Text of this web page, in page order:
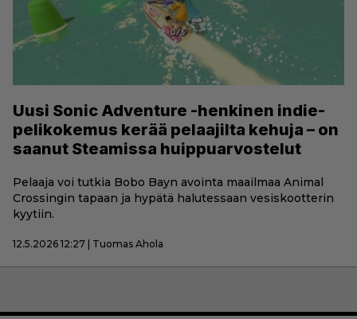
Uusi Sonic Adventure -henkinen indie-
pelikokemus kerää pelaajilta kehuja – on
saanut Steamissa huippuarvostelut
Pelaaja voi tutkia Bobo Bayn avointa maailmaa Animal
Crossingin tapaan ja hypätä halutessaan vesiskootterin
kyytiin.
12.5.2026 12:27 | Tuomas Ahola